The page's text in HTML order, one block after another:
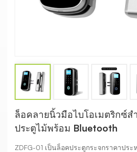
ล็อคลายนิ้วมือไบโอเมตริกซ์ส
ประตูไม้พร้อม Bluetooth
ZDFG-01 เป็นล็อคประตูกระจกราคาประ